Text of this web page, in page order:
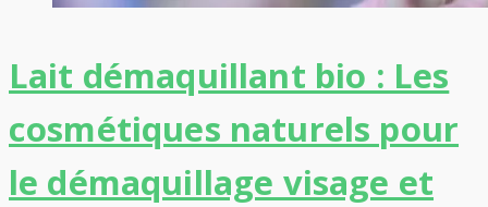
Lait démaquillant bio : Les
cosmétiques naturels pour
le démaquillage visage et